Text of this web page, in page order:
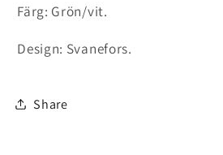
Färg: Grön/vit.
Design: Svanefors.
Share